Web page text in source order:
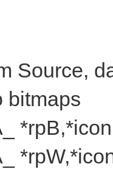
Source,
bitmaps